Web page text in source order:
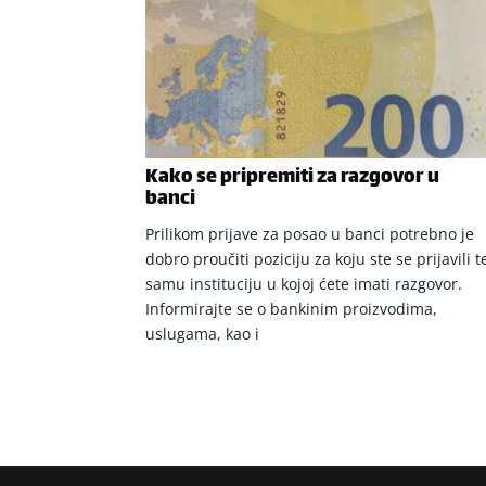
Kako se pripremiti za razgovor u
banci
Prilikom prijave za posao u banci potrebno je
dobro proučiti poziciju za koju ste se prijavili
samu instituciju u kojoj ćete imati razgovor.
Informirajte se o bankinim proizvodima,
uslugama, kao i